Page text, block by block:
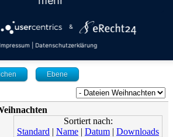
Ebene
Sortiert nach:
Standard | Name | Datum | Downloads
&
Impressum Datenschutzerklärung